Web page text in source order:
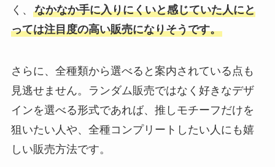
く、 なかなか手に入りにくいと感じていた人にと
っては注目度の高い販売になりそうです。
さらに、全種類から選べると案内されている点も
見逃せません。ランダム販売ではなく好きなデザ
インを選べる形式であれば、推しモチーフだけを
狙いたい人や、全種コンプリートしたい人にも嬉
しい販売方法です。